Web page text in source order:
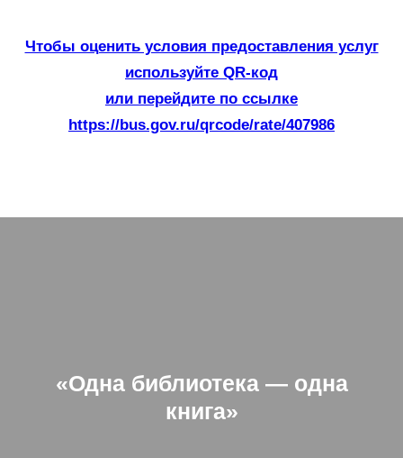
Чтобы оценить условия предоставления услуг
используйте QR-код
или перейдите по ссылке
https://bus.gov.ru/qrcode/rate/407986
«Одна библиотека — одна
книга»